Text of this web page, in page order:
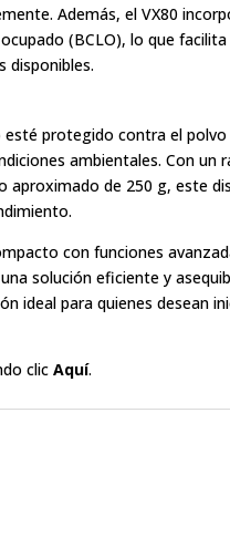
Además, el VX80
(BCLO), lo que
disponibles.
protegido contra el
ambientales. Con un
aproximado de 250 g, este
con funciones
solución eficiente y
ideal para quienes desean
clicAquí.